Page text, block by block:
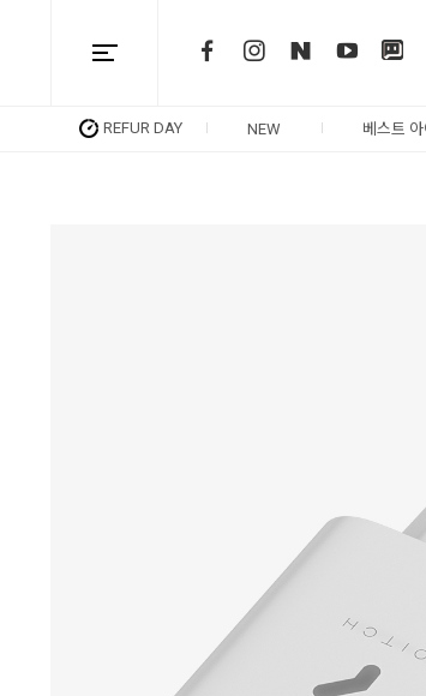
REFUR DAY NEW 베스트